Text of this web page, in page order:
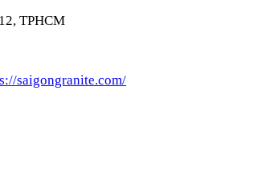
TPHCM
saigongranite.com/